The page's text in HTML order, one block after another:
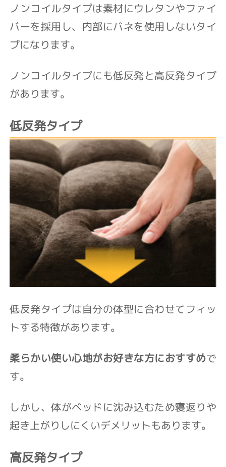
ノンコイルタイプは素材にウレタンやファイ
バーを採用し、内部にバネを使用しないタイ
プになります。
ノンコイルタイプにも低反発と高反発タイプ
があります。
低反発タイプ
低反発タイプは自分の体型に合わせてフィッ
トする特徴があります。
柔らかい使い心地がお好きな方におすすめで
す。
しかし、体がベッドに沈み込むため寝返りや
起き上がりしにくいデメリットもあります。
高反発タイプ